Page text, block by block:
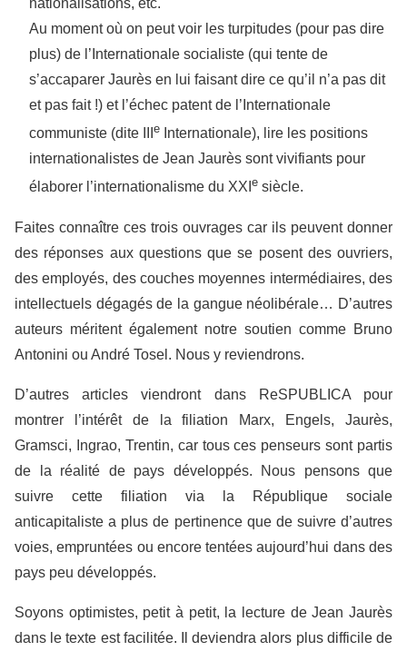
nationalisations, etc.
Au moment où on peut voir les turpitudes (pour pas dire
plus) de l’Internationale socialiste (qui tente de
s’accaparer Jaurès en lui faisant dire ce qu’il n’a pas dit
et pas fait !) et l’échec patent de l’Internationale
communiste (dite III e Internationale), lire les positions
internationalistes de Jean Jaurès sont vivifiants pour
élaborer l’internationalisme du XXI e siècle.
Faites connaître ces trois ouvrages car ils peuvent donner
des réponses aux questions que se posent des ouvriers,
des employés, des couches moyennes intermédiaires, des
intellectuels dégagés de la gangue néolibérale… D’autres
auteurs méritent également notre soutien comme Bruno
Antonini ou André Tosel. Nous y reviendrons.
D’autres articles viendront dans ReSPUBLICA pour
montrer l’intérêt de la filiation Marx, Engels, Jaurès,
Gramsci, Ingrao, Trentin, car tous ces penseurs sont partis
de la réalité de pays développés. Nous pensons que
suivre cette filiation via la République sociale
anticapitaliste a plus de pertinence que de suivre d’autres
voies, empruntées ou encore tentées aujourd’hui dans des
pays peu développés.
Soyons optimistes, petit à petit, la lecture de Jean Jaurès
dans le texte est facilitée. Il deviendra alors plus difficile de